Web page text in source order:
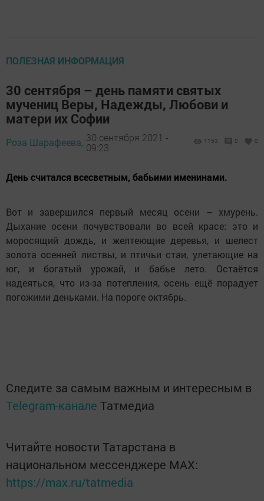
ПОЛЕЗНАЯ ИНФОРМАЦИЯ
30 сентября – день памяти святых
мучениц Веры, Надежды, Любови и
матери их Софии
Роза Шарафеева, 30 сентября 2021 -
09:23
1153 0 0
День считался всесветным, бабьими именинами.
Вот и завершился первый месяц осени – хмурень.
Дыхание осени почувствовали во всей красе: это и
моросящий дождь, и желтеющие деревья, и шелест
золота осенней листвы, и птичьи стаи, улетающие на
юг, и богатый урожай, и бабье лето. Остаётся
надеяться, что из-за потепления, осень ещё порадует
погожими деньками. На пороге октябрь.
Следите за самым важным и интересным в
Telegram-канале Татмедиа
Читайте новости Татарстана в
национальном мессенджере MАХ:
https://max.ru/tatmedia